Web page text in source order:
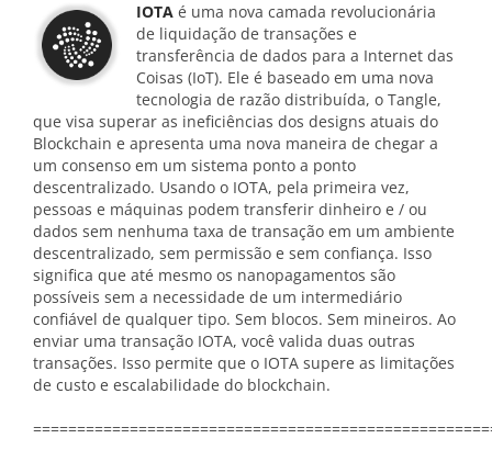
IOTA é uma nova camada revolucionária
de liquidação de transações e
transferência de dados para a Internet das
Coisas (IoT). Ele é baseado em uma nova
tecnologia de razão distribuída, o Tangle,
que visa superar as ineficiências dos designs atuais do
Blockchain e apresenta uma nova maneira de chegar a
um consenso em um sistema ponto a ponto
descentralizado. Usando o IOTA, pela primeira vez,
pessoas e máquinas podem transferir dinheiro e / ou
dados sem nenhuma taxa de transação em um ambiente
descentralizado, sem permissão e sem confiança. Isso
significa que até mesmo os nanopagamentos são
possíveis sem a necessidade de um intermediário
confiável de qualquer tipo. Sem blocos. Sem mineiros. Ao
enviar uma transação IOTA, você valida duas outras
transações. Isso permite que o IOTA supere as limitações
de custo e escalabilidade do blockchain.